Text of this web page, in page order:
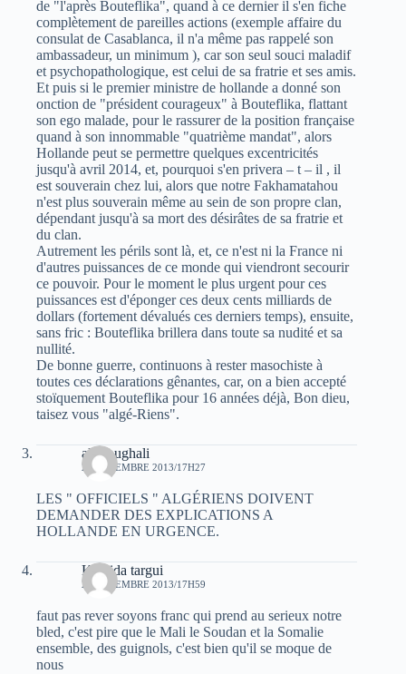
de "l'après Bouteflika", quand à ce dernier il s'en fiche
complètement de pareilles actions (exemple affaire du
consulat de Casablanca, il n'a même pas rappelé son
ambassadeur, un minimum ), car son seul souci maladif
et psychopathologique, est celui de sa fratrie et ses amis.
Et puis si le premier ministre de hollande a donné son
onction de "président courageux" à Bouteflika, flattant
son ego malade, pour le rassurer de la position française
quand à son innommable "quatrième mandat", alors
Hollande peut se permettre quelques excentricités
jusqu'à avril 2014, et, pourquoi s'en privera – t – il , il
est souverain chez lui, alors que notre Fakhamatahou
n'est plus souverain même au sein de son propre clan,
dépendant jusqu'à sa mort des désirâtes de sa fratrie et
du clan.
Autrement les périls sont là, et, ce n'est ni la France ni
d'autres puissances de ce monde qui viendront secourir
ce pouvoir. Pour le moment le plus urgent pour ces
puissances est d'éponger ces deux cents milliards de
dollars (fortement dévalués ces derniers temps), ensuite,
sans fric : Bouteflika brillera dans toute sa nudité et sa
nullité.
De bonne guerre, continuons à rester masochiste à
toutes ces déclarations gênantes, car, on a bien accepté
stoïquement Bouteflika pour 16 années déjà, Bon dieu,
taisez vous "algé-Riens".
ali Foughali
21 DÉCEMBRE 2013/17H27
LES " OFFICIELS " ALGÉRIENS DOIVENT
DEMANDER DES EXPLICATIONS A
HOLLANDE EN URGENCE.
Khalida targui
21 DÉCEMBRE 2013/17H59
faut pas rever soyons franc qui prend au serieux notre
bled, c'est pire que le Mali le Soudan et la Somalie
ensemble, des guignols, c'est bien qu'il se moque de
nous